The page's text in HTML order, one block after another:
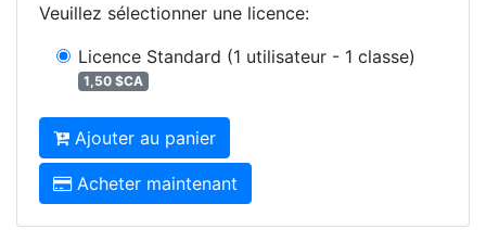
Veuillez sélectionner une licence:
Licence Standard (1 utilisateur - 1 classe)
1,50 $CA
Ajouter au panier
Acheter maintenant